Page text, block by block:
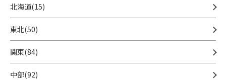
北海道(15)
東北(50)
関東(84)
中部(92)